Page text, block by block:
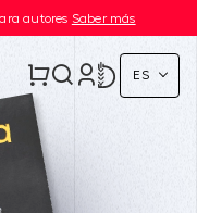
autores Saber más
ES